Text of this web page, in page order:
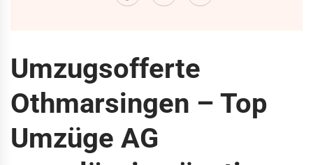
Umzugsofferte
Othmarsingen – Top
Umzüge AG